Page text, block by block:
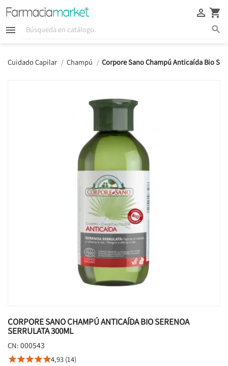
  
 
Cuidado Capilar Champú Corpore Sano Champú Anticaída Bio
CORPORE SANO CHAMPÚ ANTICAÍDA BIO SERENOA
SERRULATA 300ML
CN: 000543
4,93 (14)